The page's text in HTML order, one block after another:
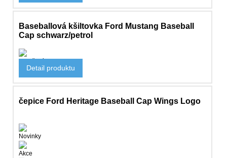
Baseballová kšiltovka Ford Mustang Baseball
Cap schwarz/petrol
545 Kč
Detail produktu
čepice Ford Heritage Baseball Cap Wings Logo
Novinky
Akce